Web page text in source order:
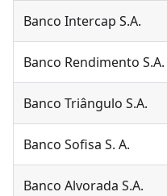
Banco Intercap S.A.
Banco Rendimento S.A.
Banco Triângulo S.A.
Banco Sofisa S. A.
Banco Alvorada S.A.